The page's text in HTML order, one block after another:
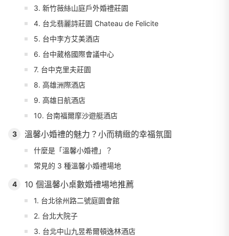
3. 新竹薇絲山庭戶外婚禮莊園
4. 台北翡麗詩莊園 Chateau de Felicite
5. 台中李方艾美酒店
6. 台中葳格國際會議中心
7. 台中克里夫莊園
8. 高雄洲際酒店
9. 高雄日航酒店
10. 台南福爾摩沙遊艇酒店
3 溫馨小婚禮的魅力？小而精緻的幸福氛圍
什麼是「溫馨小婚禮」？
常見的 3 種溫馨小婚禮場地
4 10 個溫馨小桌數婚禮場地推薦
1. 台北徐州路二號庭園會館
2. 台北大院子
3. 台北中山九昱希爾頓逸林酒店